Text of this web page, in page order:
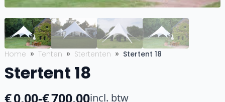
Home Tenten Stertenten Stertent 18
Stertent 18
€0,00-€700,00incl. btw